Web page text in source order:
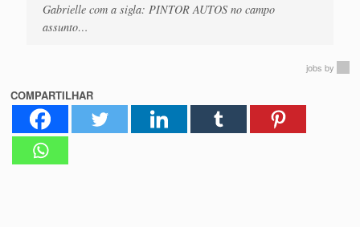
Gabrielle com a sigla: PINTOR AUTOS no campo
assunto…
jobs by
COMPARTILHAR